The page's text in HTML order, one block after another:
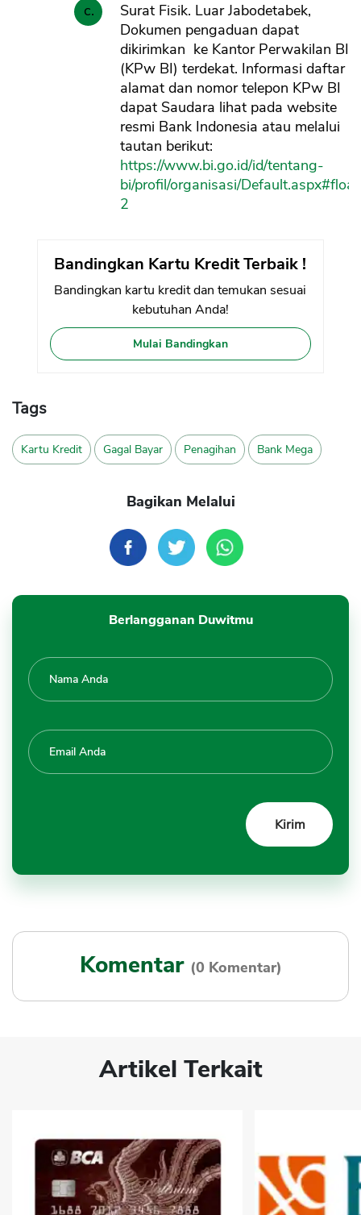
Surat Fisik. Luar Jabodetabek,
Dokumen pengaduan dapat
dikirimkan ke Kantor Perwakilan BI
(KPw BI) terdekat. Informasi daftar
alamat dan nomor telepon KPw BI
dapat Saudara lihat pada website
resmi Bank Indonesia atau melalui
tautan berikut:
https://www.bi.go.id/id/tentang-
bi/profil/organisasi/
2
Bandingkan Kartu Kredit Terbaik !
Bandingkan kartu kredit dan temukan sesuai
kebutuhan Anda!
Mulai Bandingkan
Tags
Kartu Kredit Gagal Bayar Penagihan Bank Mega
Bagikan Melalui
Berlangganan Duwitmu
Komentar (0 Komentar)
Artikel Terkait